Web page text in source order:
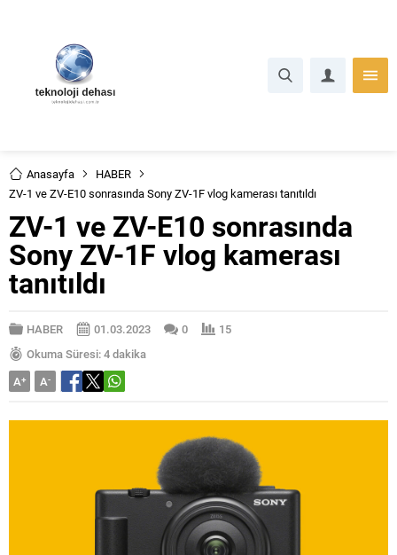
Anasayfa
HABER
ZV-1 ve ZV-E10 sonrasında Sony ZV-1F vlog kamerası tanıtıldı
ZV-1 ve ZV-E10 sonrasında
Sony ZV-1F vlog kamerası
tanıtıldı
HABER 01.03.2023 0
15
Okuma Süresi: 4 dakika
A+ A-